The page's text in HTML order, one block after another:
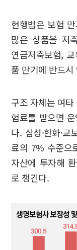
현행법은 보험
많은 상품을 저
연금저축보험,
품 만기에 반드
구조 자체는 여
험료를 받으면
다. 삼성·한화·
료의 7% 수준으
자산에 투자해
로 챙긴다.